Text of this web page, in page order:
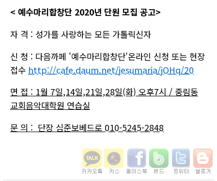
< 예수마리합창단 2020년 단원 모집 공고>
자 격 : 성가를 사랑하는 모든 가톨릭신자
신 청 : 다음까페 '예수마리합창단'온라인 신청 또는 현장
접수 http://cafe.daum.net/jesumaria/jOHq/20
면 접 : 1월 7일,14일,21일,28일(화) 오후7시 / 중림동
교회음악대학원 연습실
문 의 : 단장 심준보베드로 010-5245-2848